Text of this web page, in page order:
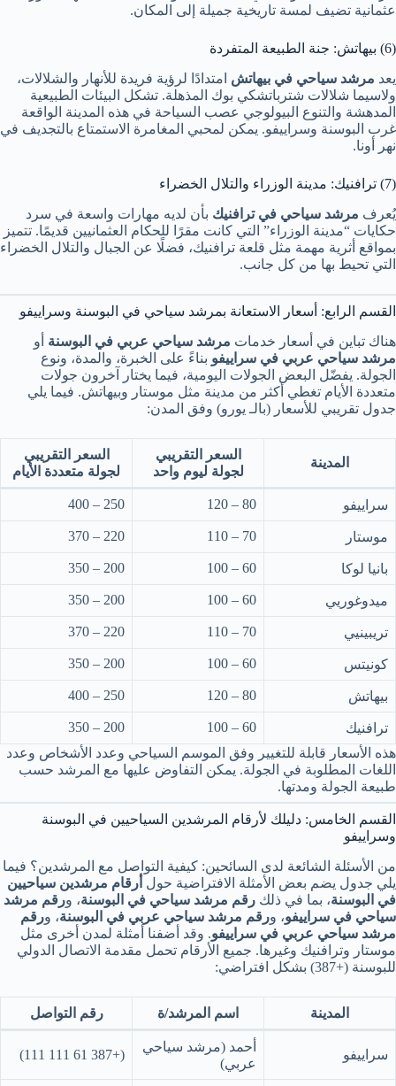
عثمانية تضيف لمسة تاريخية جميلة إلى المكان.
(6) بيهاتش: جنة الطبيعة المتفردة
يعد مرشد سياحي في بيهاتش امتدادًا لرؤية فريدة للأنهار والشلالات،
ولاسيما شلالات شترباتشكي بوك المذهلة. تشكل البيئات الطبيعية
المدهشة والتنوع البيولوجي عصب السياحة في هذه المدينة الواقعة
غرب البوسنة وسراييفو. يمكن لمحبي المغامرة الاستمتاع بالتجديف في
نهر أونا.
(7) ترافنيك: مدينة الوزراء والتلال الخضراء
يُعرف مرشد سياحي في ترافنيك بأن لديه مهارات واسعة في سرد
حكايات “مدينة الوزراء” التي كانت مقرًا للحكام العثمانيين قديمًا. تتميز
بمواقع أثرية مهمة مثل قلعة ترافنيك، فضلًا عن الجبال والتلال الخضراء
التي تحيط بها من كل جانب.
القسم الرابع: أسعار الاستعانة بمرشد سياحي في البوسنة وسراييفو
هناك تباين في أسعار خدمات مرشد سياحي عربي في البوسنة أو
مرشد سياحي عربي في سراييفو بناءً على الخبرة، والمدة، ونوع
الجولة. يفضّل البعض الجولات اليومية، فيما يختار آخرون جولات
متعددة الأيام تغطي أكثر من مدينة مثل موستار وبيهاتش. فيما يلي
جدول تقريبي للأسعار (بالـ يورو) وفق المدن:
المدينة
السعر التقريبي
لجولة ليوم واحد
السعر التقريبي
لجولة متعددة الأيام
سراييفو 80 – 120
250 – 400
موستار 70 – 110
220 – 370
بانيا لوكا 60 – 100
200 – 350
ميدوغوريي 60 – 100
200 – 350
تريبينيي 70 – 110
220 – 370
كونيتس 60 – 100
200 – 350
بيهاتش 80 – 120
250 – 400
ترافنيك 60 – 100
200 – 350
هذه الأسعار قابلة للتغيير وفق الموسم السياحي وعدد الأشخاص وعدد
اللغات المطلوبة في الجولة. يمكن التفاوض عليها مع المرشد حسب
طبيعة الجولة ومدتها.
القسم الخامس: دليلك لأرقام المرشدين السياحيين في البوسنة
وسراييفو
من الأسئلة الشائعة لدى السائحين: كيفية التواصل مع المرشدين؟ فيما
يلي جدول يضم بعض الأمثلة الافتراضية حول أرقام مرشدين سياحيين
في البوسنة، بما في ذلك رقم مرشد سياحي في البوسنة، ورقم مرشد
سياحي في سراييفو، ورقم مرشد سياحي عربي في البوسنة، ورقم
مرشد سياحي عربي في سراييفو. وقد أضفنا أمثلة لمدن أخرى مثل
موستار وترافنيك وغيرها. جميع الأرقام تحمل مقدمة الاتصال الدولي
للبوسنة (+387) بشكل افتراضي:
المدينة اسم المرشد/ة رقم التواصل
سراييفو
أحمد (مرشد سياحي
عربي)
(+387 61 111 111)